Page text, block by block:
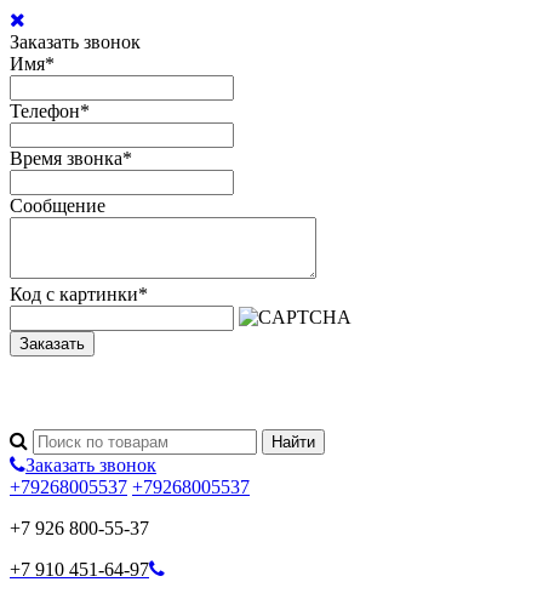
Заказать звонок
Имя*
Телефон*
Время звонка*
Сообщение
Код с картинки*
Заказать
Заказать звонок
+79268005537 +79268005537
+7 926 800-55-37
+7 910 451-64-97